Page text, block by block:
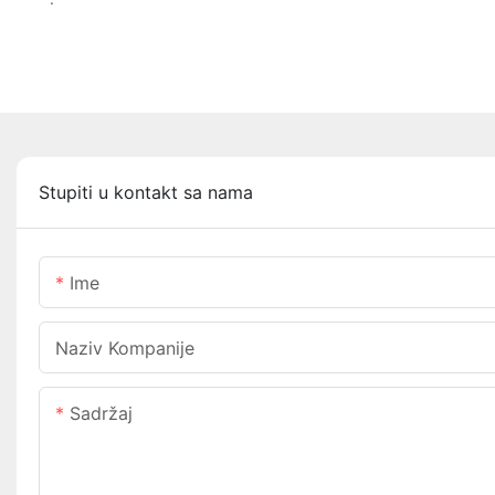
Stupiti u kontakt sa nama
Ime
Naziv Kompanije
Sadržaj